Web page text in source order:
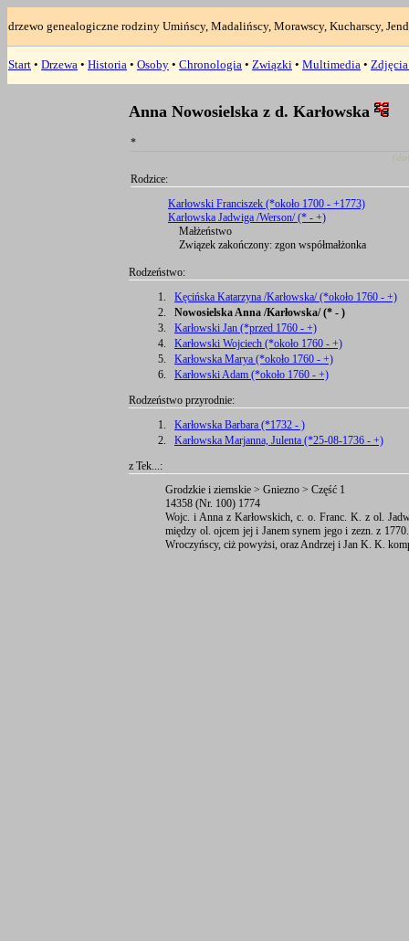
drzewo genealogiczne rodziny Umińscy, Madalińscy, Morawscy, Kucharscy,
Start • Drzewa • Historia • Osoby • Chronologia • Związki • Multimedia •
Anna Nowosielska z d. Karłowska
*
Rodzice:
Karłowski Franciszek (*około 1700 - +1773)
Karłowska Jadwiga /Werson/ (* - +)
Małżeństwo
Związek zakończony: zgon współmałżonka
Rodzeństwo:
1.
Kęcińska Katarzyna /Karłowska/ (*około 1760 - +)
2.
Nowosielska Anna /Karłowska/ (* - )
3.
Karłowski Jan (*przed 1760 - +)
4.
Karłowski Wojciech (*około 1760 - +)
5.
Karłowska Marya (*około 1760 - +)
6.
Karłowski Adam (*około 1760 - +)
Rodzeństwo przyrodnie:
1.
Karłowska Barbara (*1732 - )
2.
Karłowska Marjanna, Julenta (*25-08-1736 - +)
z Tek...:
Grodzkie i ziemskie > Gniezno > Część 1
14358 (Nr. 100) 1774
Wojc. i Anna z Karłowskich, c. o. Franc. K. z ol.
między ol. ojcem jej i Janem synem jego i zezn. z
Wroczyńscy, ciż powyżsi, oraz Andrzej i Jan K. K.